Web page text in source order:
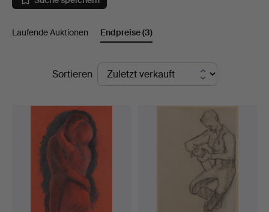
Karljohan
Auktioner
Laufende Auktionen Endpreise(3)
EndpreiseSortieren